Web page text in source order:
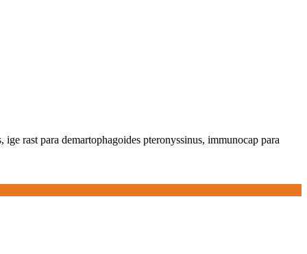
rast para demartophagoides pteronyssinus, immunocap para